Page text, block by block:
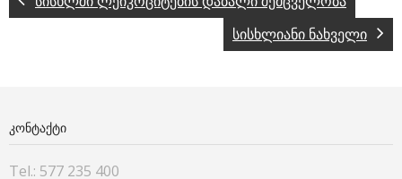
სისხლიანი ნახველი
ᲙᲝᲜᲢᲐᲥᲢᲘ
Tel.: 577 235 400